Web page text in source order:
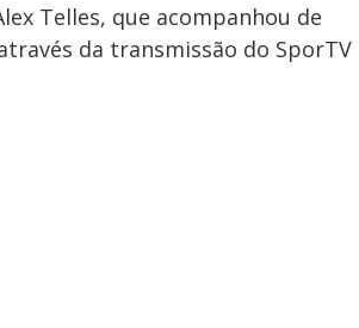
Telles, que acompanhou de
da transmissão do SporTV